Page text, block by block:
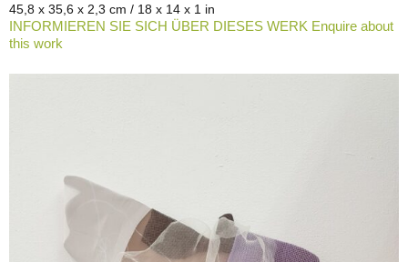
45,8 x 35,6 x 2,3 cm / 18 x 14 x 1 in
INFORMIEREN SIE SICH ÜBER DIESES WERK Enquire about
this work